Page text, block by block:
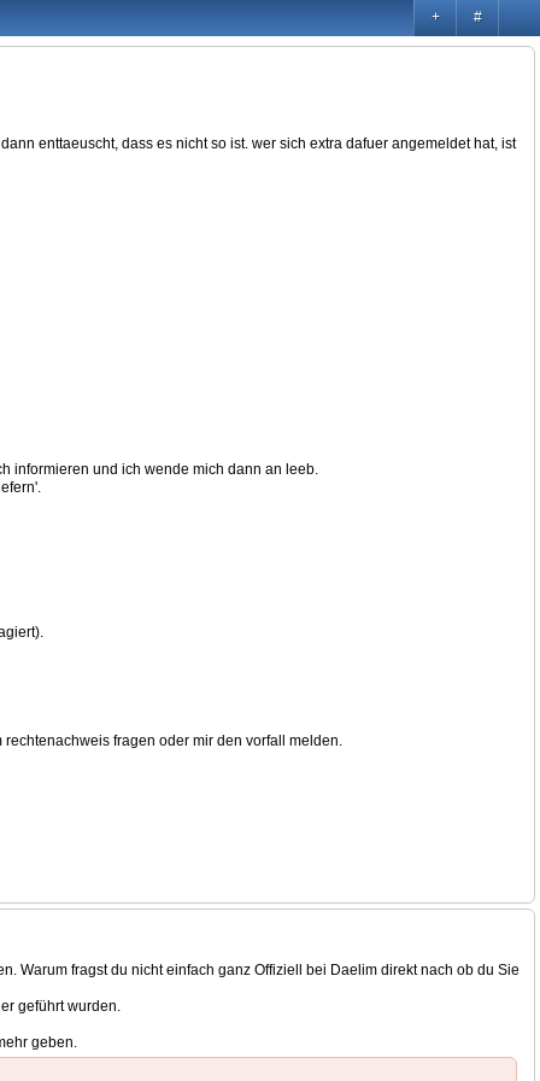
#
+
enttaeuscht, dass es nicht so ist. wer sich extra dafuer angemeldet hat, ist
informieren und ich wende mich dann an leeb.
fragen oder mir den vorfall melden.
Warum fragst du nicht einfach ganz Offiziell bei Daelim direkt nach ob du Sie
geführt wurden.
geben.